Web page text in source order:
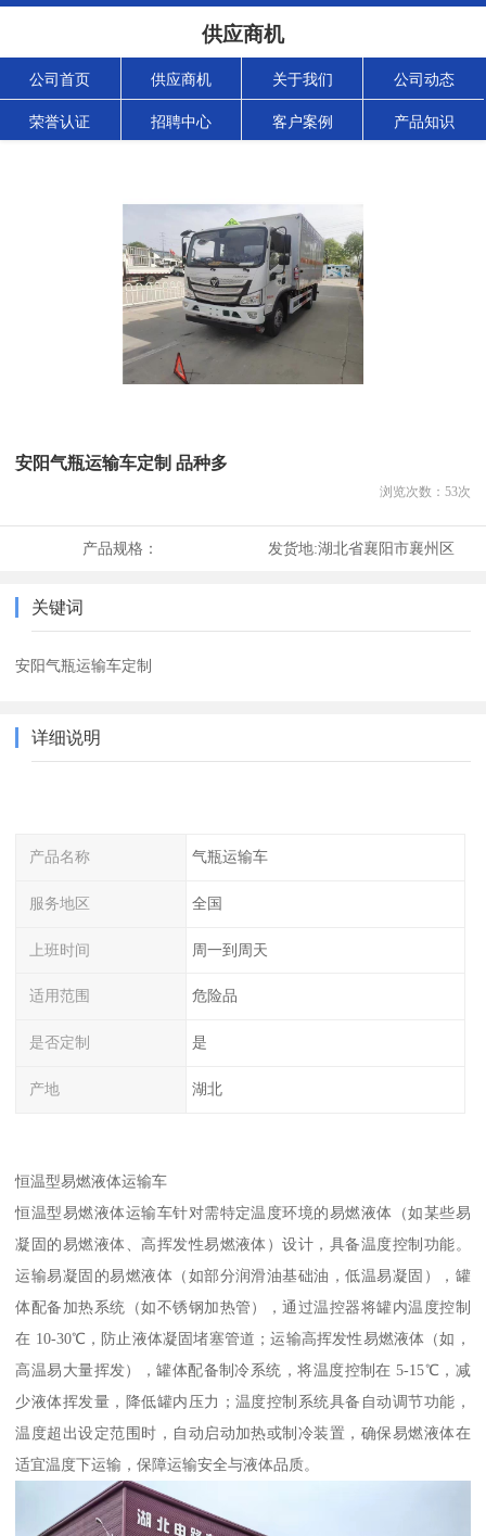
供应商机
公司首页 供应商机 关于我们 公司动态
荣誉认证 招聘中心 客户案例 产品知识
安阳气瓶运输车定制 品种多
浏览次数： 53次
产品规格： 发货地:湖北省襄阳市襄州区
关键词
安阳气瓶运输车定制
详细说明
产品名称 气瓶运输车
服务地区 全国
上班时间 周一到周天
适用范围 危险品
是否定制 是
产地 湖北
恒温型易燃液体运输车​
恒温型易燃液体运输车针对需特定温度环境的易燃液体（如某些易
凝固的易燃液体、高挥发性易燃液体）设计，具备温度控制功能。
运输易凝固的易燃液体（如部分润滑油基础油，低温易凝固），罐
体配备加热系统（如不锈钢加热管），通过温控器将罐内温度控制
在 10-30℃，防止液体凝固堵塞管道；运输高挥发性易燃液体（如，
高温易大量挥发），罐体配备制冷系统，将温度控制在 5-15℃，减
少液体挥发量，降低罐内压力；温度控制系统具备自动调节功能，
温度超出设定范围时，自动启动加热或制冷装置，确保易燃液体在
适宜温度下运输，保障运输安全与液体品质。​